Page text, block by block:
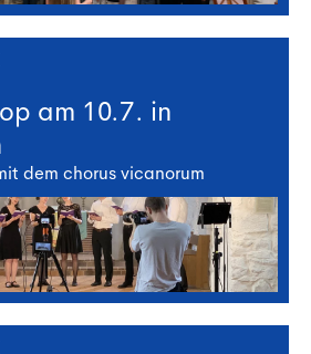
am 10.7. in
dem chorus vicanorum